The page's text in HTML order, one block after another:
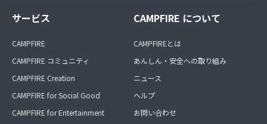
サービス
CAMPFIRE
CAMPFIRE コミュニティ
CAMPFIRE Creation
CAMPFIRE for Social Good
CAMPFIRE for Entertainment
CAMPFIRE について
CAMPFIREとは
あんしん・安全への取り組み
ニュース
ヘルプ
お問い合わせ